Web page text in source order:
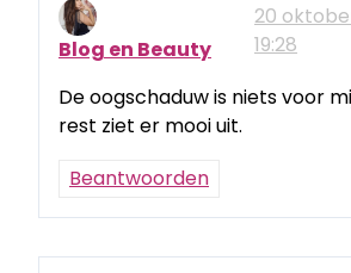
Blog en Beauty
20
19:28
De oogschaduw is niets voor
rest ziet er mooi uit.
Beantwoorden